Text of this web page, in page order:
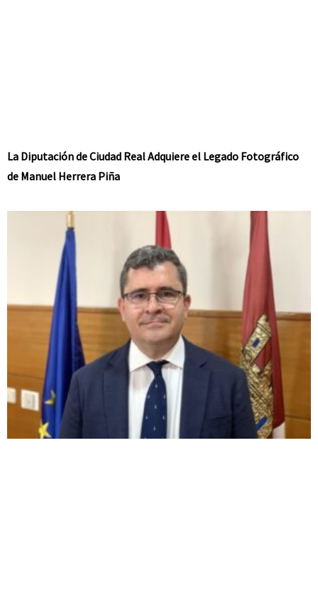
La Diputación de Ciudad Real Adquiere el Legado Fotográfico
de Manuel Herrera Piña